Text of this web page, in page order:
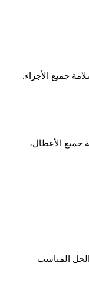
جميع الأجزاء.
جميع الأعطال،
المناسب